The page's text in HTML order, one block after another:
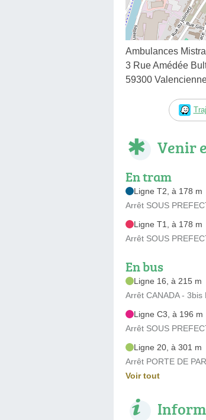
Ambulances Mistral
3 Rue Amédée
59300
Venir
En tram
Ligne T2, à 178 m
Arrêt SOUS
Ligne T1, à 178 m
Arrêt SOUS
En bus
Ligne 16, à 215 m
Arrêt CANADA - 3bis
Ligne C3, à 196 m
Arrêt SOUS
Ligne 20, à 301 m
Arrêt PORTE DE
Voir tout